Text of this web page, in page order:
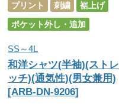
プリント 刺繍
裾上げ
ポケット外し・追加
SS～4L
和洋シャツ(半袖)(ストレ
ッチ)(通気性)(男女兼用)
[ARB-DN-9206]